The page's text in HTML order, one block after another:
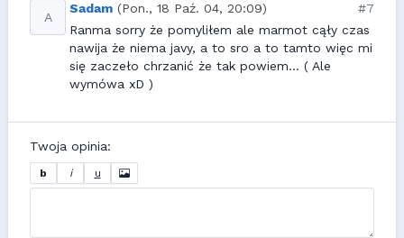
A
Sadam (Pon., 18 Paź. 04, 20:09)
#7
Ranma sorry że pomyliłem ale marmot cąły czas
nawija że niema javy, a to sro a to tamto więc mi
się zaczeło chrzanić że tak powiem... ( Ale
wymówa xD )
Twoja opinia:
b i u